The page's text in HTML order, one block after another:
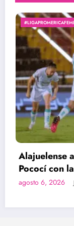
Alajuelense
Pococí con la
protagonismo
agosto 6, 2026